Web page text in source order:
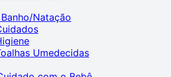
Natação
Umedecidas